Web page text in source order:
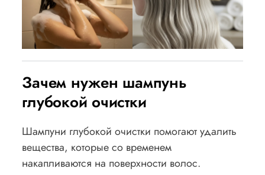
Зачем нужен шампунь
глубокой очистки
Шампуни глубокой очистки помогают удалить
вещества, которые со временем
накапливаются на поверхности волос.